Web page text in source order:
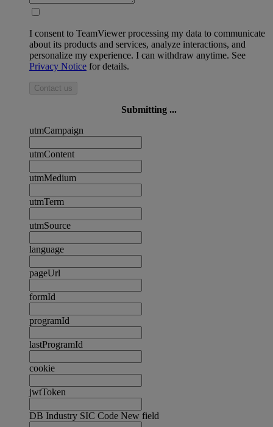
I consent to TeamViewer processing my data to communicate
about its products and services, analyze interactions, and
personalize my experience. I can withdraw anytime. See
Privacy Notice for details.
Contact us
Submitting ...
utmCampaign
utmContent
utmMedium
utmTerm
utmSource
language
pageUrl
formId
programId
lastProgramId
cookie
jwtToken
DB Industry SIC Code New field